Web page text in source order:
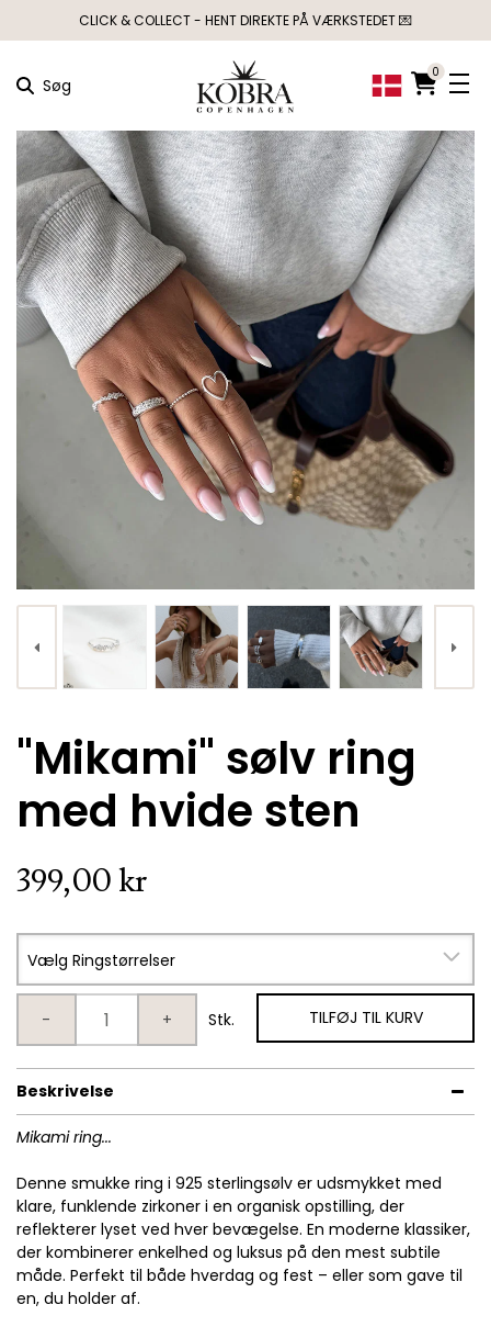
CLICK & COLLECT - HENT DIREKTE PÅ VÆRKSTEDET 💌
Søg 0
MÅSKE KUNNE
NOGLE AF DISSE
PRODUKTER HAVE
DIN INTERESSE?
×
"Mikami" sølv mini øreringe i unikt design
199,00 kr.
"Mikami" sølv ring
med hvide sten
399,00 kr
Vælg Ringstørrelser
- + Stk. TILFØJ TIL KURV
Beskrivelse
Mikami ring...
Denne smukke ring i 925 sterlingsølv er udsmykket med
klare, funklende zirkoner i en organisk opstilling, der
reflekterer lyset ved hver bevægelse. En moderne klassiker,
der kombinerer enkelhed og luksus på den mest subtile
måde. Perfekt til både hverdag og fest – eller som gave til
en, du holder af.